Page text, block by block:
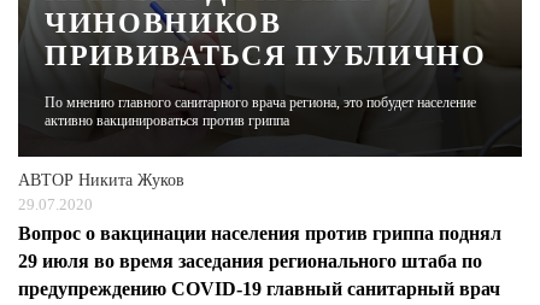
ЖУРНАЛ
ЧИНОВНИКОВ
ПРИВИВАТЬСЯ ПУБЛИЧНО
По мнению главного санитарного врача региона, это побудет население
активно вакцинироваться против гриппа
АВТОР Никита Жуков
29.07.2020
Вопрос о вакцинации населения против гриппа поднял
29 июля во время заседания регионального штаба по
предупреждению COVID-19 главный санитарный врач